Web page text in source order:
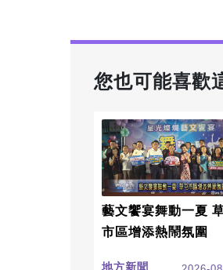
您也可能喜歡
藝文饗宴舞動一夏
市區增添熱鬧氛圍
地方新聞